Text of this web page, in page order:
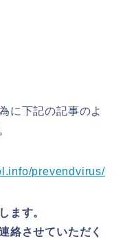
に下記の記事のよ
prevendvirus/
ます。
絡させていただく